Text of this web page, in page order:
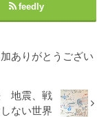
feedly
ありがとうござい
地震、戦
ない世界